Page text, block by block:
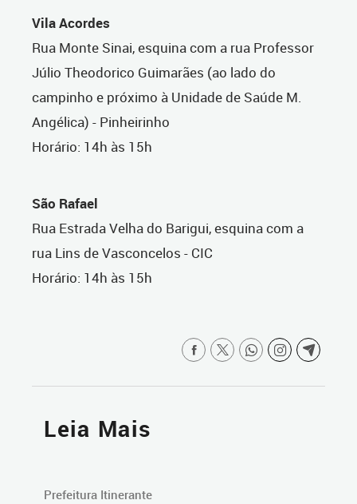
Vila Acordes
Rua Monte Sinai, esquina com a rua Professor
Júlio Theodorico Guimarães (ao lado do
campinho e próximo à Unidade de Saúde M.
Angélica) - Pinheirinho
Horário: 14h às 15h
São Rafael
Rua Estrada Velha do Barigui, esquina com a
rua Lins de Vasconcelos - CIC
Horário: 14h às 15h
Leia Mais
Prefeitura Itinerante